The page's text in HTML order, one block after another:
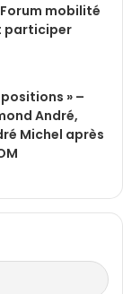
mobilité
participer
» –
André,
Michel après